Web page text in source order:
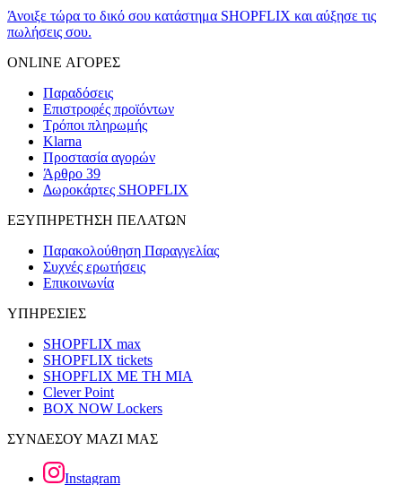
Άνοιξε τώρα το δικό σου κατάστημα SHOPFLIX και αύξησε τις
πωλήσεις σου.
ONLINE ΑΓΟΡΕΣ
Παραδόσεις
Επιστροφές προϊόντων
Τρόποι πληρωμής
Klarna
Προστασία αγορών
Άρθρο 39
Δωροκάρτες SHOPFLIX
ΕΞΥΠΗΡΕΤΗΣΗ ΠΕΛΑΤΩΝ
Παρακολούθηση Παραγγελίας
Συχνές ερωτήσεις
Επικοινωνία
ΥΠΗΡΕΣΙΕΣ
SHOPFLIX max
SHOPFLIX tickets
SHOPFLIX ΜΕ ΤΗ ΜΙΑ
Clever Point
BOX NOW Lockers
ΣΥΝΔΕΣΟΥ ΜΑΖΙ ΜΑΣ
Instagram